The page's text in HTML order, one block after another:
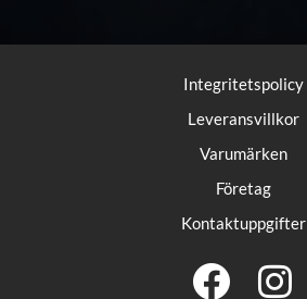
Integritetspolicy
Leveransvillkor
Varumärken
Företag
Kontaktuppgifter